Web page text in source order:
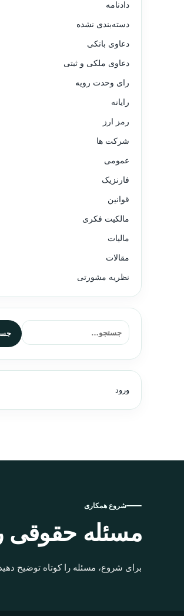
دادنامه
دسته‌بندی نشده
دعاوی بانکی
دعاوی ملکی و ثبتی
رای وحدت رویه
رایانه
رمز ارز
شرکت ها
عمومی
فارنزیک
قوانین
مالکیت فکری
مالیات
مقالات
نظریه مشورتی
جستجو برای:
ورود
شروع همکاری
مسئله حقوقی
برای شروع، مسئله را کوتاه توضیح